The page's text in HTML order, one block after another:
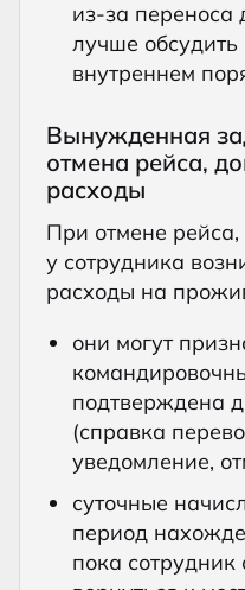
из-за переноса
лучше обсудить
внутреннем
Вынужденная
отмена рейса,
расходы
При отмене
у сотрудника
расходы на
они могут
подтверждена
(справка
уведомление,
суточные
период
пока